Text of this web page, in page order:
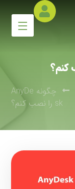
چگونه AnyDe
sk را نصب کنم؟